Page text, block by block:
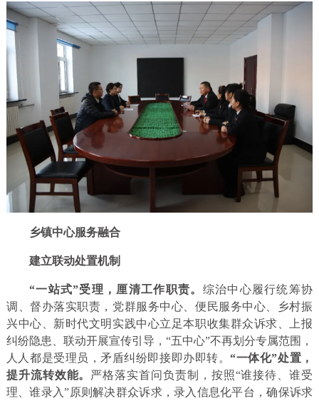
乡镇中心服务融合
建立联动处置机制
“一站式”受理，厘清工作职责。 综治中心履行统筹协
调、督办落实职责，党群服务中心、便民服务中心、乡村振
兴中心、新时代文明实践中心立足本职收集群众诉求、上报
纠纷隐患、联动开展宣传引导，“五中心”不再划分专属范围，
人人都是受理员，矛盾纠纷即接即办即转。“一体化”处置，
提升流转效能。 严格落实首问负责制，按照“谁接待、谁受
理、谁录入”原则解决群众诉求，录入信息化平台，确保诉求